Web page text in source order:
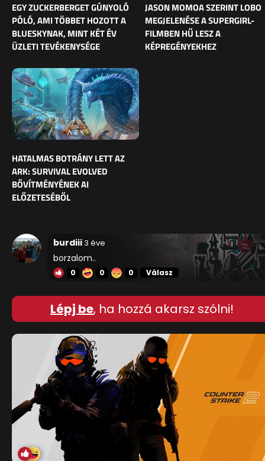
EGY ZUCKERBERGET GÚNYOLÓ
PÓLÓ, AMI TÖBBET HOZOTT A
BLUESKYNAK, MINT KÉT ÉV
ÜZLETI TEVÉKENYSÉGE
JASON MOMOA SZERINT LOBO
MEGJELENÉSE A SUPERGIRL-
FILMBEN HŰ LESZ A
KÉPREGÉNYEKHEZ
HATALMAS BOTRÁNY LETT AZ
ARK: SURVIVAL EVOLVED
BŐVÍTMÉNYÉNEK AI
ELŐZETESÉBŐL
burdiii3 éve
borzalom..
0 0 0 Válasz
Lépj be, ha hozzá akarsz szólni!